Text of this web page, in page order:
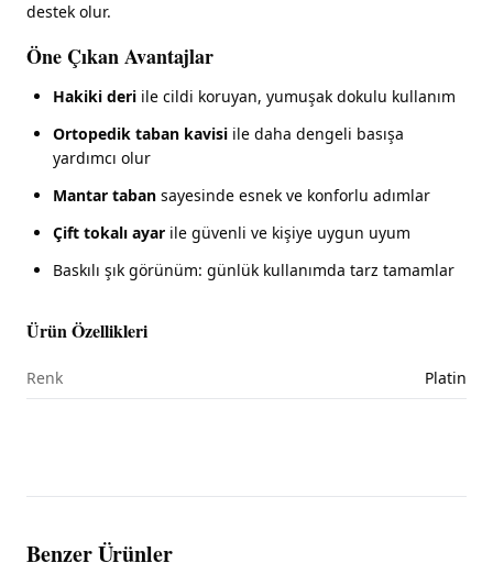
destek olur.
Öne Çıkan Avantajlar
Hakiki deri ile cildi koruyan, yumuşak dokulu kullanım
Ortopedik taban kavisi ile daha dengeli basışa
yardımcı olur
Mantar taban sayesinde esnek ve konforlu adımlar
Çift tokalı ayar ile güvenli ve kişiye uygun uyum
Baskılı şık görünüm: günlük kullanımda tarz tamamlar
Ürün Özellikleri
Renk Platin
Benzer Ürünler